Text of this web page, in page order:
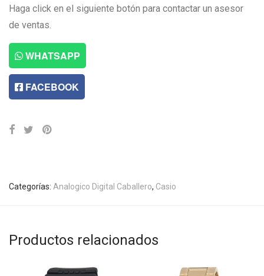
Haga click en el siguiente botón para contactar un asesor
de ventas.
WHATSAPP
FACEBOOK
Categorías: Analogico Digital Caballero, Casio
Productos relacionados